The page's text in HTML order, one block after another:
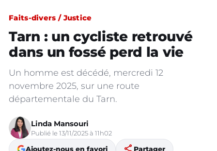
Faits-divers / Justice
Tarn : un cycliste retrouvé
dans un fossé perd la vie
Un homme est décédé, mercredi 12
novembre 2025, sur une route
départementale du Tarn.
Linda Mansouri
Publié le 13/11/2025 à 11h02
Ajoutez-nous en favori Partager